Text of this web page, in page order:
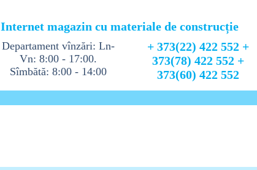
Internet magazin cu materiale de construcție
Departament vînzări: Ln-
Vn: 8:00 - 17:00.
Sîmbătă: 8:00 - 14:00
+ 373(22) 422 552 +
373(78) 422 552 +
373(60) 422 552